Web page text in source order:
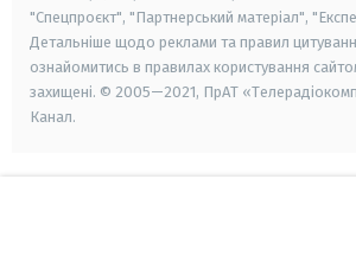
"Спецпроєкт", "Партнерський матеріал",
Детальніше щодо реклами та правил
ознайомитись в правилах користування
захищені. © 2005—2021, ПрАТ
Канал.